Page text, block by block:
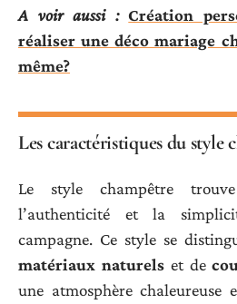
A voir aussi : Création
réaliser une déco mariage
même?
Les caractéristiques du style
Le style champêtre
l’authenticité et la
campagne. Ce style se
matériaux naturelset de
une atmosphère chaleureuse